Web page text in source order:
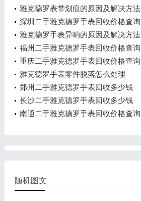
雅克德罗表带划痕的原因及解决方法
深圳二手雅克德罗手表回收价格查询
雅克德罗手表异响的原因及解决方法
福州二手雅克德罗手表回收价格查询
重庆二手雅克德罗手表回收价格查询
雅克德罗手表零件脱落怎么处理
郑州二手雅克德罗手表回收多少钱
长沙二手雅克德罗手表回收多少钱
南通二手雅克德罗手表回收价格查询
随机图文